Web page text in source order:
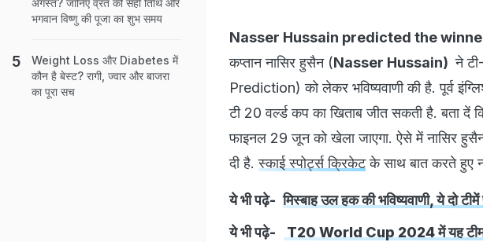
Nasser Hussain predicted the
कप्तान नासिर हुसैन (Nasser Hussain) ने
Prediction) को लेकर भविष्यवाणी की है. पूर्व
टी 20 वर्ल्ड कप का खिताब जीत सकती है. बता दें
फाइनल 29 जून को खेला जाएगा. ऐसे में नासिर
दी है.स्काई स्पोर्ट्स क्रिकेटके साथ बात करते हुए
ये भी पढ़े- मिस्बाह उल हक की भविष्यवाणी, ये दो
ये भी पढ़े-
T20 World Cup 2024 में यह टीम
अगस्त? जानिए व्रत की सही तिथि और
भगवान विष्णु की पूजा का शुभ समय
Weight Loss और Diabetes में
कौन है बेस्ट? रागी, ज्वार और बाजरा
का पूरा सच